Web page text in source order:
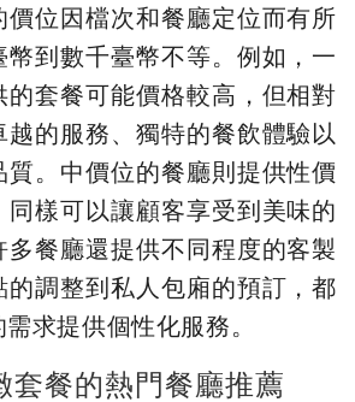
價位因檔次和餐廳定位而有所
幣到數千臺幣不等。例如，一
的套餐可能價格較高，但相對
越的服務、獨特的餐飲體驗以
質。中價位的餐廳則提供性價
同樣可以讓顧客享受到美味的
多餐廳還提供不同程度的客製
的調整到私人包廂的預訂，都
求提供個性化服務。
套餐的熱門餐廳推薦